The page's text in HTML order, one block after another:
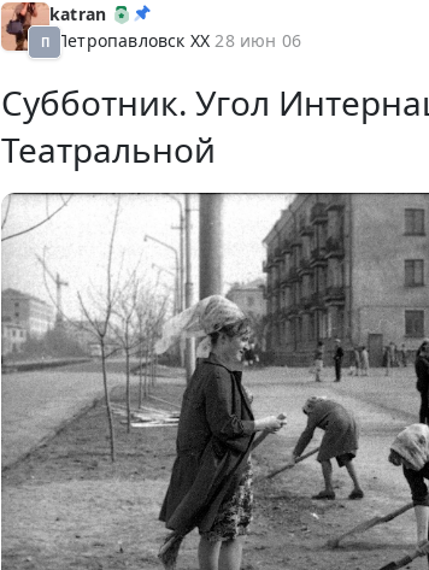
П
katran
Петропавловск XX 28 июн 06
Субботник. Угол
Театральной